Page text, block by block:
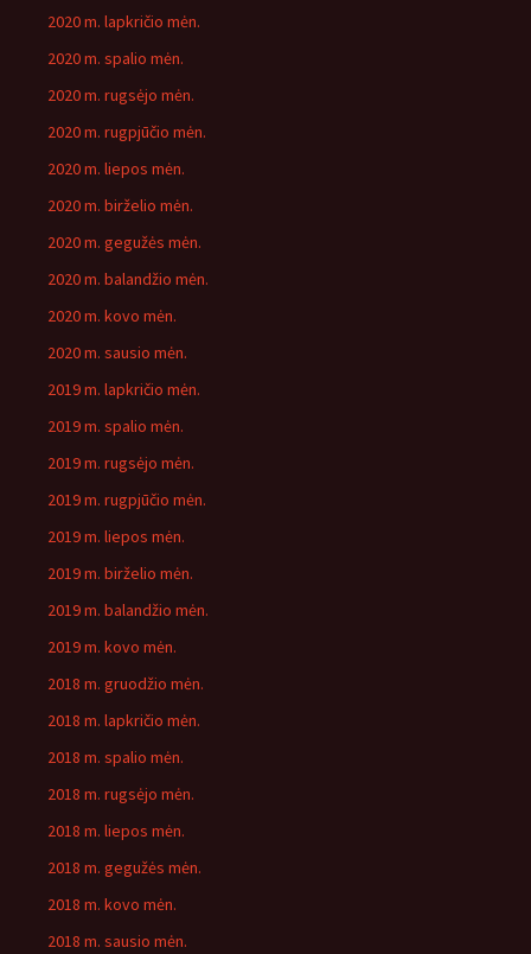
2020 m. lapkričio mėn.
2020 m. spalio mėn.
2020 m. rugsėjo mėn.
2020 m. rugpjūčio mėn.
2020 m. liepos mėn.
2020 m. birželio mėn.
2020 m. gegužės mėn.
2020 m. balandžio mėn.
2020 m. kovo mėn.
2020 m. sausio mėn.
2019 m. lapkričio mėn.
2019 m. spalio mėn.
2019 m. rugsėjo mėn.
2019 m. rugpjūčio mėn.
2019 m. liepos mėn.
2019 m. birželio mėn.
2019 m. balandžio mėn.
2019 m. kovo mėn.
2018 m. gruodžio mėn.
2018 m. lapkričio mėn.
2018 m. spalio mėn.
2018 m. rugsėjo mėn.
2018 m. liepos mėn.
2018 m. gegužės mėn.
2018 m. kovo mėn.
2018 m. sausio mėn.